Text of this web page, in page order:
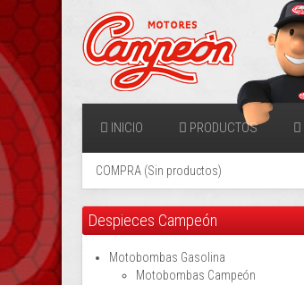
INICIO PRODUCTOS
COMPRA (Sin productos)
Despieces Campeón
Motobombas Gasolina
Motobombas Campeón